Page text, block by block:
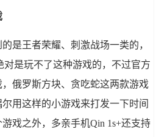
是王者荣耀、刺激战场一类的，
对是玩不了这种游戏的，不过官方
俄罗斯方块、贪吃蛇这两款游戏
用这样的小游戏来打发一下时间
戏之外，多亲手机Qin 1s+还支持